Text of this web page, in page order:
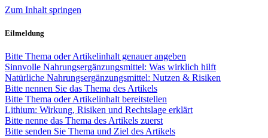
Zum Inhalt springen
Eilmeldung
Bitte Thema oder Artikelinhalt genauer angeben
Sinnvolle Nahrungsergänzungsmittel: Was wirklich hilft
Natürliche Nahrungsergänzungsmittel: Nutzen & Risiken
Bitte nennen Sie das Thema des Artikels
Bitte Thema oder Artikelinhalt bereitstellen
Lithium: Wirkung, Risiken und Rechtslage erklärt
Bitte nenne das Thema des Artikels zuerst
Bitte senden Sie Thema und Ziel des Artikels